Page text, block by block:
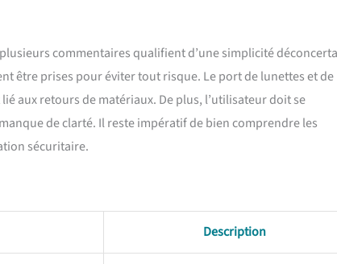
commentaires qualifient d’une simplicité
être prises pour éviter tout risque. Le port de lunettes et de
aux retours de matériaux. De plus, l’utilisateur doit se
de clarté. Il reste impératif de bien comprendre les
sécuritaire.
Description